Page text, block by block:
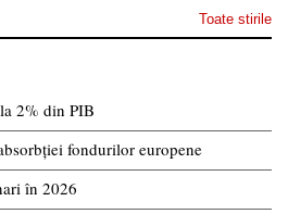
Toate stirile
2% din PIB
fondurilor europene
în 2026